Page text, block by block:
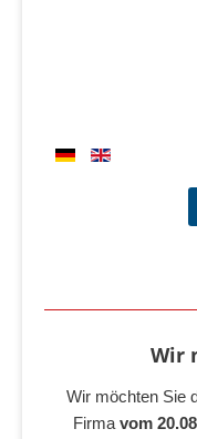
Wir
Wir möchten Sie
Firma vom